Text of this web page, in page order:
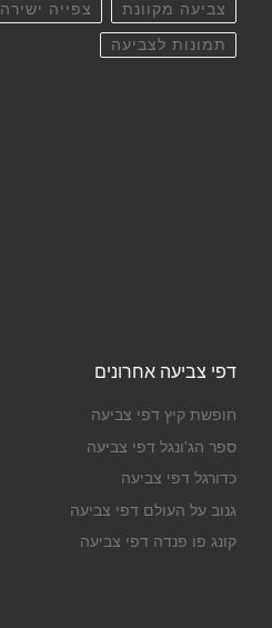
צביעה מקוונת צפייה ישירה
תמונות לצביעה
דפי צביעה אחרונים
חופשת קיץ דפי צביעה
ספר הג'ונגל דפי צביעה
כדורגל דפי צביעה
גנוב על העולם דפי צביעה
קונג פו פנדה דפי צביעה